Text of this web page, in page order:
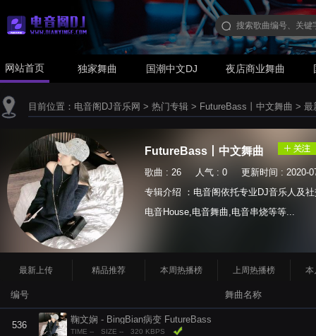
网站首页 独家舞曲 国潮中文DJ 夜店商业舞曲
目前位置： 电音阁DJ音乐网 > 热门专辑 > FutureBass丨中文舞曲 > 最
FutureBass丨中文舞曲
歌曲 : 26 人气 : 0 更新时间 : 2020-
专辑介绍 ：电音阁依托专业DJ音乐人及
电音House,电音舞曲,电音串烧等等...
最新上传 精品推荐 本周热播榜 上周热播榜 本
编号 舞曲名称
536
鞠文娴 - BingBian病变 FutureBass
TIME -- SIZE -- 320 KBPS